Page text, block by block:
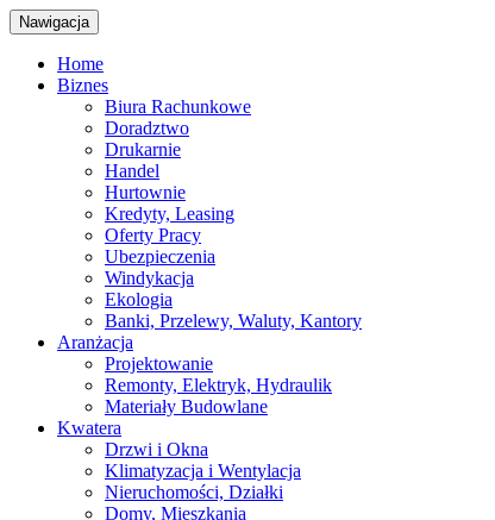
Nawigacja
Home
Biznes
Biura Rachunkowe
Doradztwo
Drukarnie
Handel
Hurtownie
Kredyty, Leasing
Oferty Pracy
Ubezpieczenia
Windykacja
Ekologia
Banki, Przelewy, Waluty, Kantory
Aranżacja
Projektowanie
Remonty, Elektryk, Hydraulik
Materiały Budowlane
Kwatera
Drzwi i Okna
Klimatyzacja i Wentylacja
Nieruchomości, Działki
Domy, Mieszkania